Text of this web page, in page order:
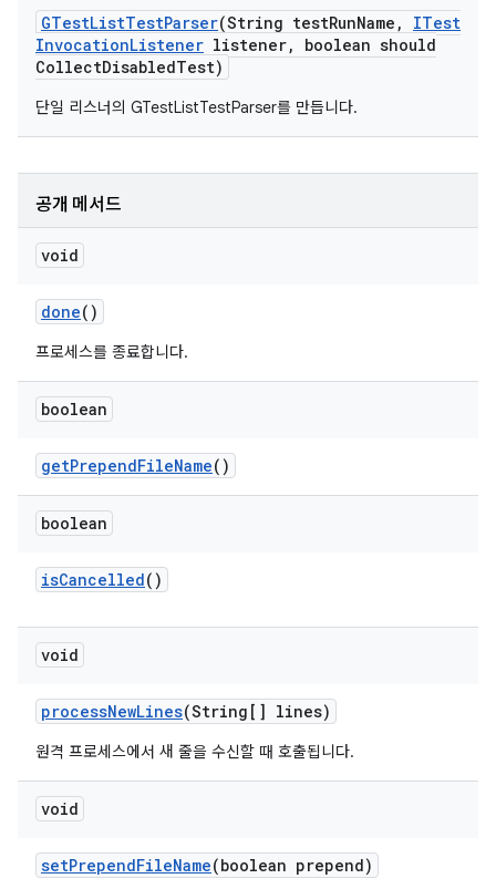
GTestListTestParser(String testRunName ,
ITest
InvocationListener listener,
boolean should
CollectDisabledTest)
단일 리스너의 GTestListTestParser를 만듭니다.
공개 메서드
void
done()
프로세스를 종료합니다.
boolean
getPrependFileName()
boolean
isCancelled()
void
processNewLines(String[] lines)
원격 프로세스에서 새 줄을 수신할 때 호출됩니다.
void
setPrependFileName(boolean prepend)